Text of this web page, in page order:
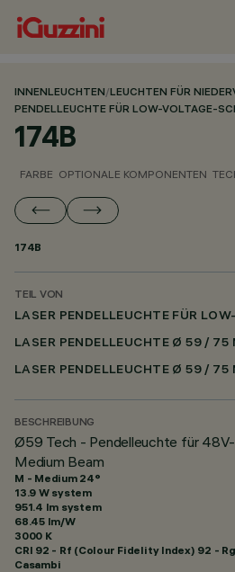
INNENLEUCHTEN/LEUCHTEN FÜR
PENDELLEUCHTE FÜR LOW-VOLTAGE-
174B
FARBE OPTIONALE KOMPONENTEN
174B
TEIL VON
LASER PENDELLEUCHTE FÜR
BESCHREIBUNG
Ø59 Tech - Pendelleuchte für
Medium Beam
M - Medium 24°
13.9 W system
951.4 lm system
68.45 lm/W
3000 K
CRI 92 - Rf (Colour Fidelity Index) 92 -
Casambi